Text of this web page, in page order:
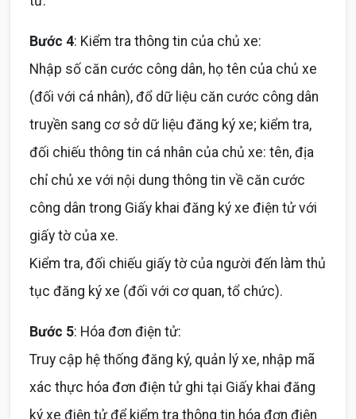
Bước 4: Kiểm tra thông tin của chủ xe:
Nhập số căn cước công dân, họ tên của chủ xe
(đối với cá nhân), đổ dữ liệu căn cước công dân
truyền sang cơ sở dữ liệu đăng ký xe; kiểm tra,
đối chiếu thông tin cá nhân của chủ xe: tên, địa
chỉ chủ xe với nội dung thông tin về căn cước
công dân trong Giấy khai đăng ký xe điện tử với
giấy tờ của xe.
Kiểm tra, đối chiếu giấy tờ của người đến làm thủ
tục đăng ký xe (đối với cơ quan, tổ chức).
Bước 5: Hóa đơn điện tử:
Truy cập hệ thống đăng ký, quản lý xe, nhập mã
xác thực hóa đơn điện tử ghi tại Giấy khai đăng
ký xe điện tử để kiểm tra thông tin hóa đơn điện